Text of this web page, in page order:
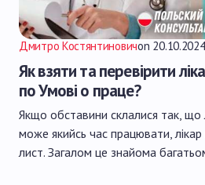
Дмитро Костянтиновичon 20.10.2024
Як взяти та перевірити
по Умові о праце?
Якщо обставини склалися так, що
може якийсь час працювати, лікар
лист. Загалом це знайома